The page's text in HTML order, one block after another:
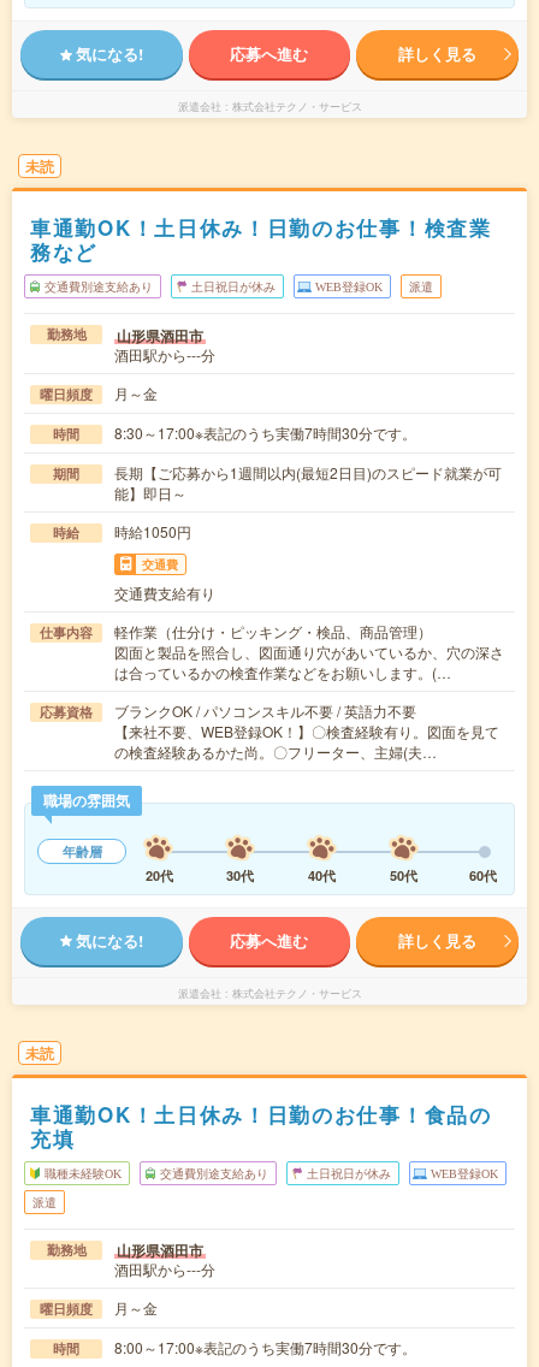
気になる! 応募へ進む 詳しく見る
派遣会社 株式会社テクノ・サービス
未読
車通勤OK！土日休み！日勤のお仕事！検査業
務など
交通費別途支給あり 土日祝日が休み WEB登録OK 派遣
勤務地 山形県酒田市
酒田駅から---分
曜日頻度 月～金
時間 8:30～17:00※表記のうち実働7時間30分です。
期間
長期【ご応募から1週間以内(最短2日目)のスピード就業が可
能】即日～
時給 時給1050円
交通費
交通費支給有り
仕事内容
軽作業（仕分け・ピッキング・検品、商品管理）
図面と製品を照合し、図面通り穴があいているか、穴の深さ
は合っているかの検査作業などをお願いします。(…
応募資格
ブランクOK / パソコンスキル不要 / 英語力不要
【来社不要、WEB登録OK！】〇検査経験有り。図面を見て
の検査経験あるかた尚。〇フリーター、主婦(夫…
職場の雰囲気
年齢層
20代
30代 40代 50代 60代
気になる! 応募へ進む 詳しく見る
派遣会社 株式会社テクノ・サービス
未読
車通勤OK！土日休み！日勤のお仕事！食品の
充填
職種未経験OK 交通費別途支給あり 土日祝日が休み WEB登録OK
派遣
勤務地 山形県酒田市
酒田駅から---分
曜日頻度 月～金
時間 8:00～17:00※表記のうち実働7時間30分です。